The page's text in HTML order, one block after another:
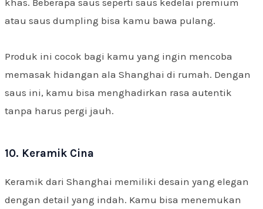
khas. Beberapa saus seperti saus kedelai premium
atau saus dumpling bisa kamu bawa pulang.
Produk ini cocok bagi kamu yang ingin mencoba
memasak hidangan ala Shanghai di rumah. Dengan
saus ini, kamu bisa menghadirkan rasa autentik
tanpa harus pergi jauh.
10. Keramik Cina
Keramik dari Shanghai memiliki desain yang elegan
dengan detail yang indah. Kamu bisa menemukan